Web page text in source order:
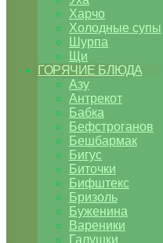
Харчо
Холодные супы
Шурпа
Щи
ГОРЯЧИЕ БЛЮДА
Азу
Антрекот
Бабка
Бефстроганов
Бешбармак
Бигус
Биточки
Бифштекс
Бризоль
Буженина
Вареники
Галушки